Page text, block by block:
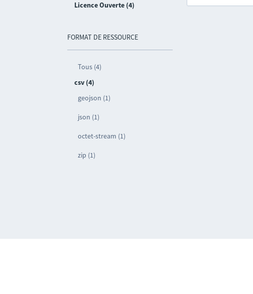
Licence Ouverte (4)
FORMAT DE RESSOURCE
Tous (4)
csv (4)
geojson (1)
json (1)
octet-stream (1)
zip (1)